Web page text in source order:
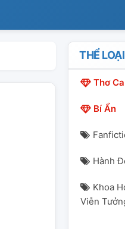
THỂ
Thơ Ca
Bí Ẩn
Hành
Khoa
Viễn